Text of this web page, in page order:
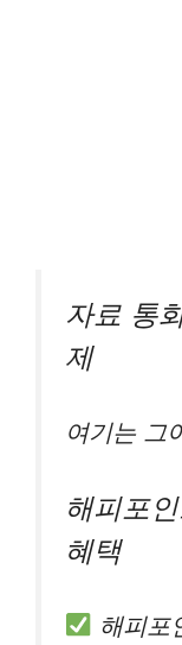
자료 통
제
여기는 그
해피포
혜택
해피포